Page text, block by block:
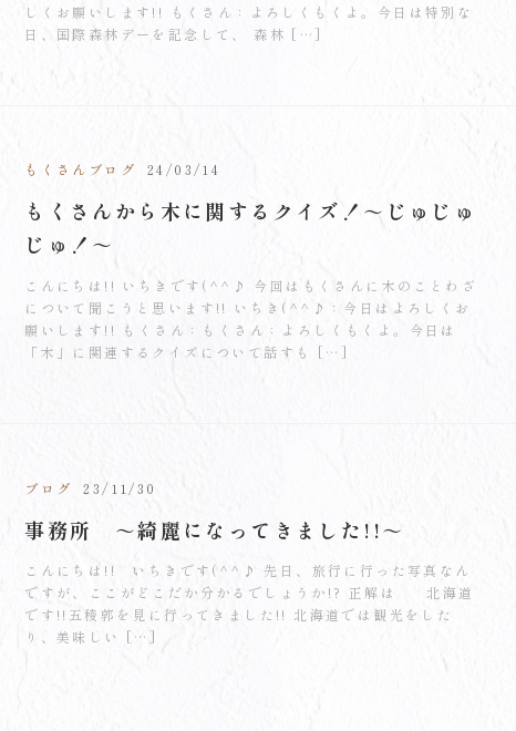
しくお願いします!! もくさん：よろしくもくよ。今日は特別な
日、国際森林デーを記念して、 森林 […]
もくさんブログ 24/03/14
もくさんから木に関するクイズ！～じゅじゅ
じゅ！～
こんにちは!! いちきです(^^♪ 今回はもくさんに木のことわざ
について聞こうと思います!! いちき(^^♪：今日はよろしくお
願いします!! もくさん：もくさん：よろしくもくよ。今日は
「木」に関連するクイズについて話すも […]
ブログ 23/11/30
事務所 ～綺麗になってきました!!～
こんにちは!! いちきです(^^♪ 先日、旅行に行った写真なん
ですが、ここがどこだか分かるでしょうか!? 正解は 北海道
です!!五稜郭を見に行ってきました!! 北海道では観光をした
り、美味しい […]